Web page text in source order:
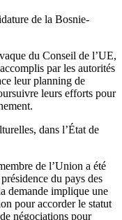
de la Bosnie-
du Conseil de l’UE,
par les autorités
leur planning de
leurs efforts pour
dans l’État de
de l’Union a été
du pays des
demande implique une
pour accorder le statut
négociations pour